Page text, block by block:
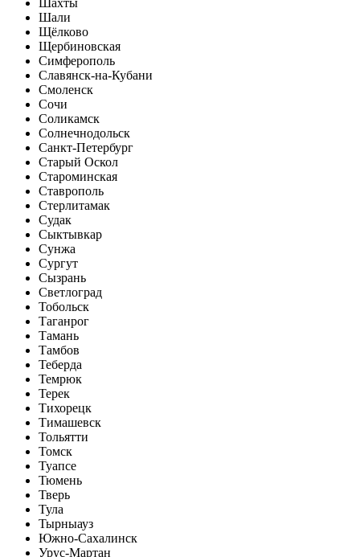
Шахты
Шали
Щёлково
Щербиновская
Симферополь
Славянск-на-Кубани
Смоленск
Сочи
Соликамск
Солнечнодольск
Санкт-Петербург
Старый Оскол
Староминская
Ставрополь
Стерлитамак
Судак
Сыктывкар
Сунжа
Сургут
Сызрань
Светлоград
Тобольск
Таганрог
Тамань
Тамбов
Теберда
Темрюк
Терек
Тихорецк
Тимашевск
Тольятти
Томск
Туапсе
Тюмень
Тверь
Тула
Тырныауз
Южно-Сахалинск
Урус-Мартан